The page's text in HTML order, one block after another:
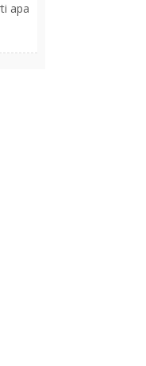
apa